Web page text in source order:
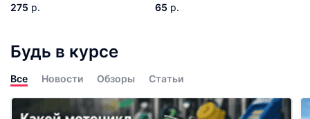
275 р. 65 р.
Будь в курсе
Все Новости Обзоры Статьи